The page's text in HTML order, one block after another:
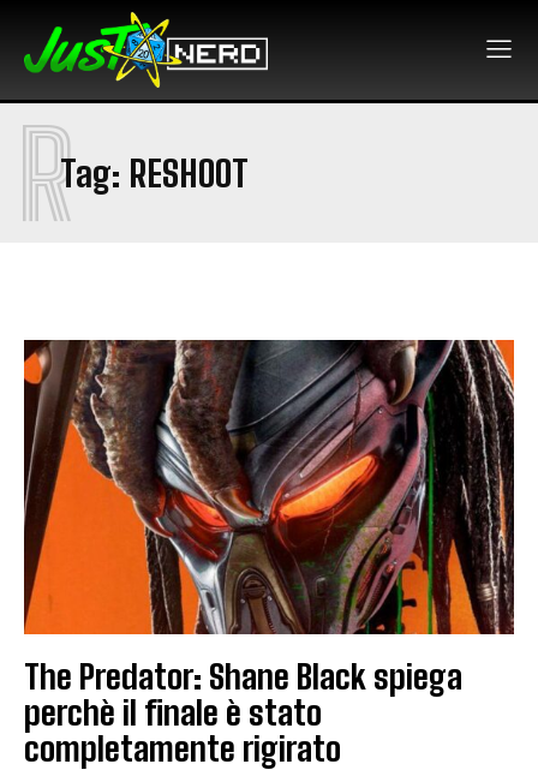
Tag: RESHOOT
R
The Predator: Shane Black spiega
perchè il finale è stato
completamente rigirato